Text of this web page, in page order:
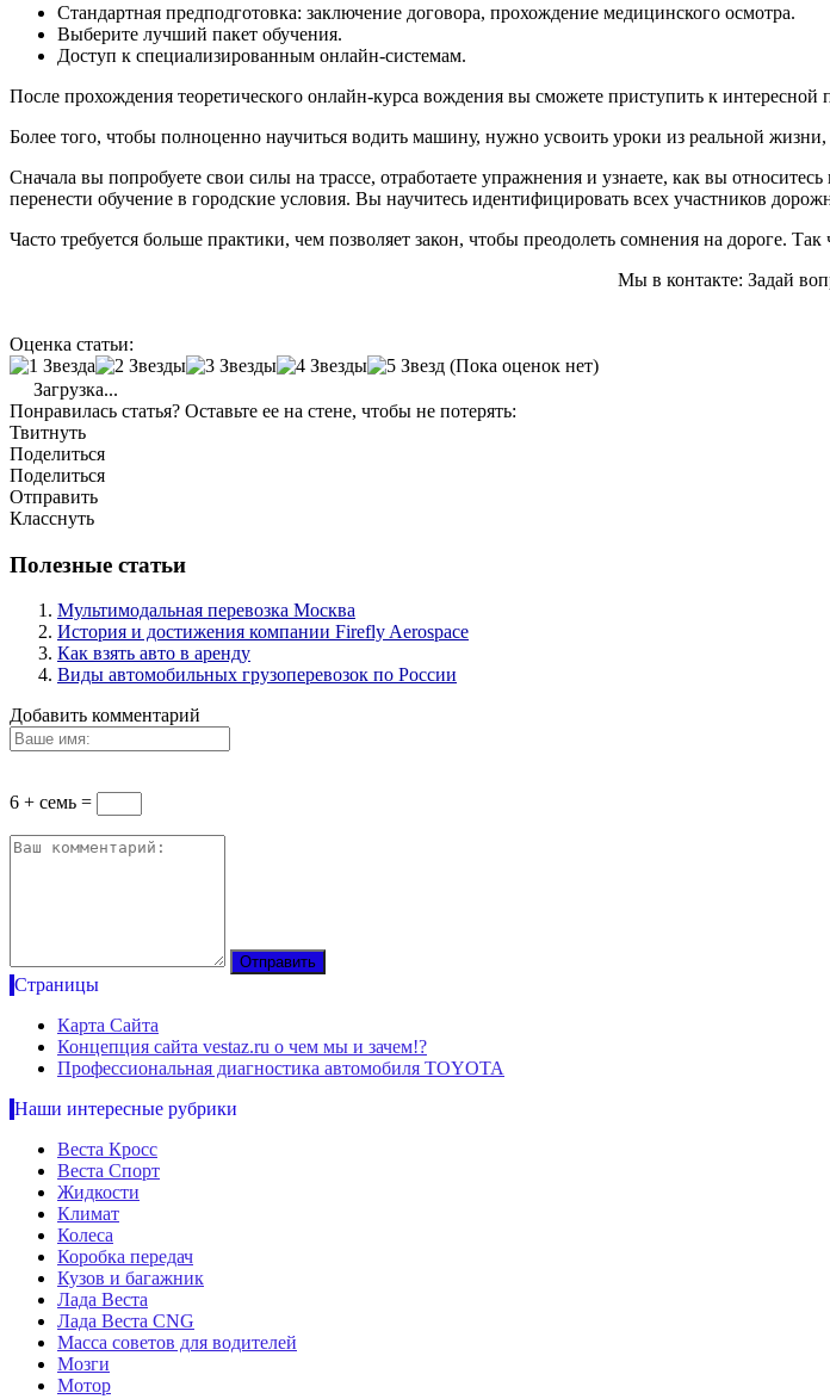
Стандартная предподготовка: заключение договора, прохождение медицинского осмотра.
Выберите лучший пакет обучения.
Доступ к специализированным онлайн-системам.
После прохождения теоретического онлайн-курса вождения вы сможете приступить к интересной
Более того, чтобы полноценно научиться водить машину, нужно усвоить уроки из реальной
Сначала вы попробуете свои силы на трассе, отработаете упражнения и узнаете, как вы
перенести обучение в городские условия. Вы научитесь идентифицировать всех участников
Часто требуется больше практики, чем позволяет закон, чтобы преодолеть сомнения на дороге.
Мы в контакте: Задай
Оценка статьи:
(Пока оценок нет)
Загрузка...
Понравилась статья? Оставьте ее на стене, чтобы не потерять:
Твитнуть
Поделиться
Поделиться
Отправить
Класснуть
Полезные статьи
Мультимодальная перевозка Москва
История и достижения компании Firefly Aerospace
Как взять авто в аренду
Виды автомобильных грузоперевозок по России
Добавить комментарий
6 + семь =
Страницы
Карта Сайта
Концепция сайта vestaz.ru о чем мы и зачем!?
Профессиональная диагностика автомобиля TOYOTA
Наши интересные рубрики
Веста Кросс
Веста Спорт
Жидкости
Климат
Колеса
Коробка передач
Кузов и багажник
Лада Веста
Лада Веста CNG
Масса советов для водителей
Мозги
Мотор